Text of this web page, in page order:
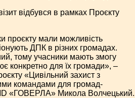
відбувся в рамках Проєкту
проєкту мали можливість
ДПК в різних громадах.
тому учасники мають змогу
конкретно для їх громади», –
«Цивільний захист з
командами для громад-
«ГОВЕРЛА» Микола Волчецький.